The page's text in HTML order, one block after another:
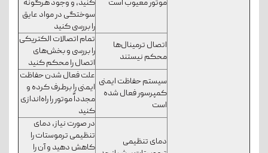
موتور معیوب است
کنید، و وجود هرگونه
سوختگی در مواد عایق
را بررسی کنید
اتصال ترمینال‌ها
محکم نیستند
تمام اتصالات الکتریکی
را بررسی و بخش‌های
اتصال را محکم کنید
سیستم حفاظت ایمنی
کمپرسور فعال شده
است
علت فعال شدن حفاظت
ایمنی را برطرف کرده و
مجدداً موتور را راه‌اندازی
کنید
دمای تنظیمی
در صورت نیاز، دمای
تنظیمی ترموستات را
کاهش دهید و آن را